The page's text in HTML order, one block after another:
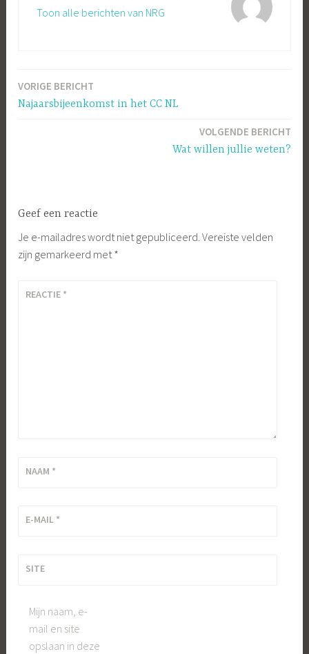
Toon alle berichten van NRG
Bericht
navigatie
VORIGE BERICHT
Najaarsbijeenkomst in het CC NL
VOLGENDE BERICHT
Wat willen jullie weten?
Geef een reactie
Je e-mailadres wordt niet gepubliceerd. Vereiste velden
zijn gemarkeerd met *
REACTIE *
NAAM *
E-MAIL *
SITE
Mijn naam, e-
mail en site
opslaan in deze